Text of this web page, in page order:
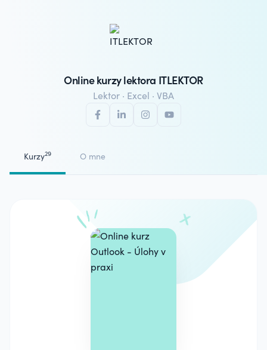
Online kurzy lektora ITLEKTOR
Lektor · Excel · VBA
Kurzy29 O mne